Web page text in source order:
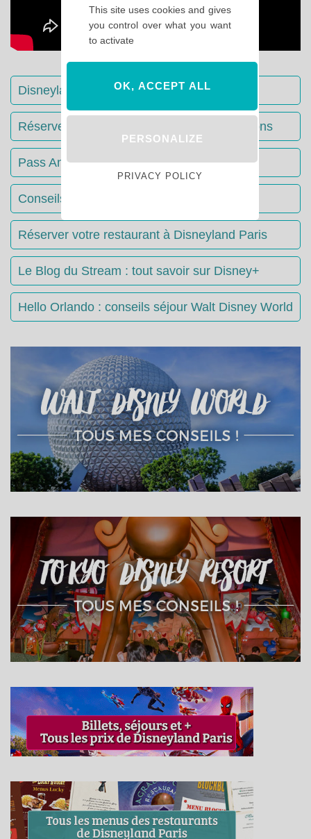
Disneyland Paris : Le guide complet
Réserver votre séjour : toutes les informations
Pass Annuels Disney : informations
Conseils & Astuces Disneyland Paris
Réserver votre restaurant à Disneyland Paris
Le Blog du Stream : tout savoir sur Disney+
Hello Orlando : conseils séjour Walt Disney World
This site uses cookies and gives
you control over what you want
to activate
OK, ACCEPT ALL
PERSONALIZE
PRIVACY POLICY